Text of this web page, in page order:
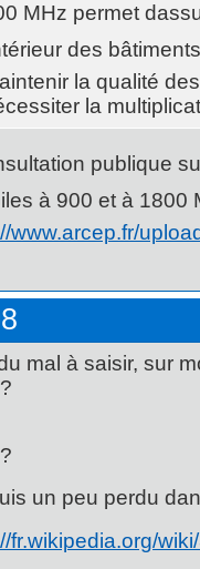
MHz permet
des
la qualité
la
publique
à 900 et à 1800
www.arcep.fr/
mal à saisir, sur
un peu perdu
fr.wikipedia.org/